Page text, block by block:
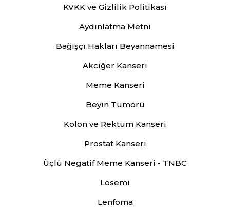
KVKK ve Gizlilik Politikası
Aydınlatma Metni
Bağışçı Hakları Beyannamesi
Akciğer Kanseri
Meme Kanseri
Beyin Tümörü
Kolon ve Rektum Kanseri
Prostat Kanseri
Üçlü Negatif Meme Kanseri - TNBC
Lösemi
Lenfoma